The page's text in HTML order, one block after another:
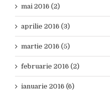
mai 2016 (2)
aprilie 2016 (3)
martie 2016 (5)
februarie 2016 (2)
ianuarie 2016 (6)